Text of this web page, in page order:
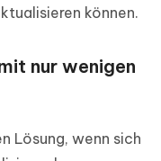
können.
nur wenigen
Lösung, wenn sich